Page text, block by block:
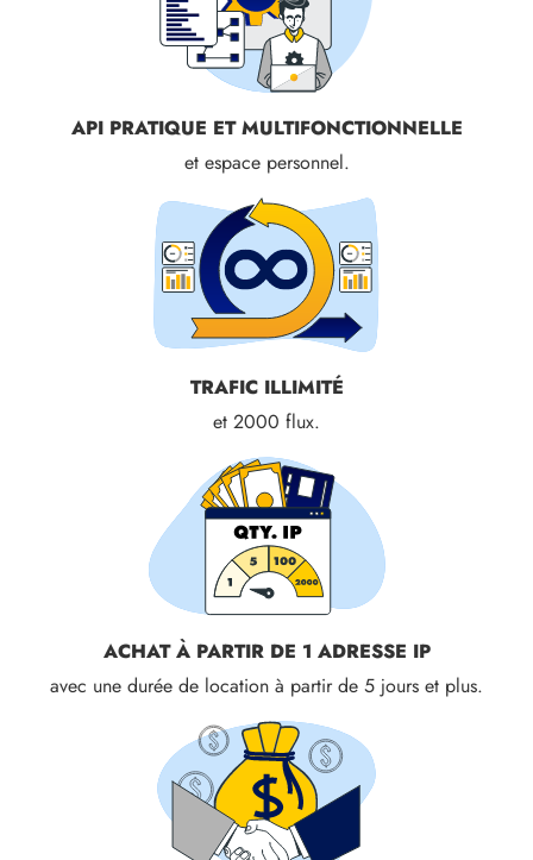
API PRATIQUE ET MULTIFONCTIONNELLE
et espace personnel.
TRAFIC ILLIMITÉ
et 2000 flux.
ACHAT À PARTIR DE 1 ADRESSE IP
avec une durée de location à partir de 5 jours et plus.